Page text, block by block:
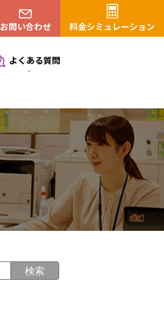
お問い合わせ 料金シミュレーション
よくある質問
検索